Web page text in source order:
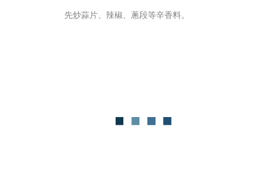
先炒蒜片、辣椒、蔥段等辛香料。